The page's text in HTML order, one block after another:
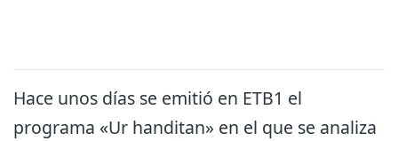
Hace unos días se emitió en ETB1 el
programa «Ur handitan» en el que se analiza